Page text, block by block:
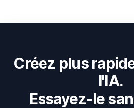
Créez plus
l'IA.
Essayez-le